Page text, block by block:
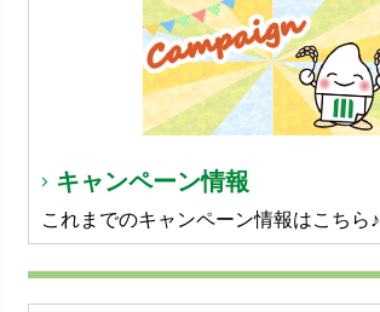
キャンペーン情報
これまでのキャンペーン情報はこちら♪